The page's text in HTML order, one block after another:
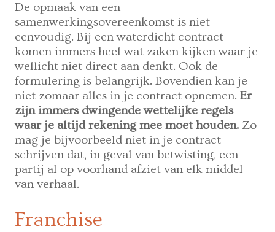
De opmaak van een
samenwerkingsovereenkomst is niet
eenvoudig. Bij een waterdicht contract
komen immers heel wat zaken kijken waar je
wellicht niet direct aan denkt. Ook de
formulering is belangrijk. Bovendien kan je
niet zomaar alles in je contract opnemen.Er
zijn immers dwingende wettelijke regels
waar je altijd rekening mee moet houden. Zo
mag je bijvoorbeeld niet in je contract
schrijven dat, in geval van betwisting, een
partij al op voorhand afziet van elk middel
van verhaal.
Franchise